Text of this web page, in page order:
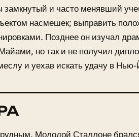
замкнутый и часто менявший
насмешек; выправить
Позднее он изучал
но так и не получил
и уехав искать удачу в Нью-
Молодой Сталлоне